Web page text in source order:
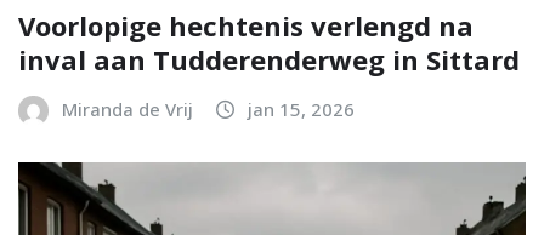
Voorlopige hechtenis verlengd na
inval aan Tudderenderweg in Sittard
Miranda de Vrij jan 15, 2026